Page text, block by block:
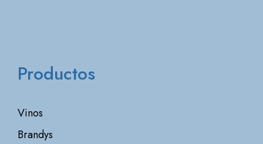
Productos
Vinos
Brandys